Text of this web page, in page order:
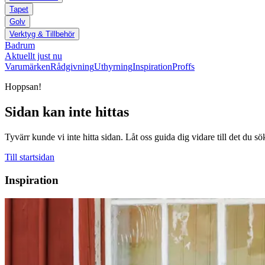
Tapet
Golv
Verktyg & Tillbehör
Badrum
Aktuellt just nu
VarumärkenRådgivningUthyrningInspirationProffs
Hoppsan!
Sidan kan inte hittas
Tyvärr kunde vi inte hitta sidan. Låt oss guida dig vidare till det du
Till startsidan
Inspiration